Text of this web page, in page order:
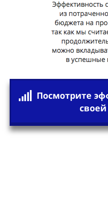
Посмотрите